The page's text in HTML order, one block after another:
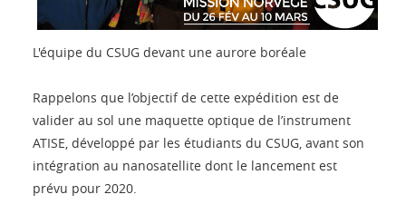
L'équipe du CSUG devant une aurore boréale
Rappelons que l’objectif de cette expédition est de
valider au sol une maquette optique de l’instrument
ATISE, développé par les étudiants du CSUG, avant son
intégration au nanosatellite dont le lancement est
prévu pour 2020.